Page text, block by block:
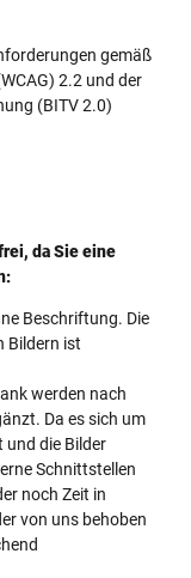
gemäß
2.2 und der
(BITV 2.0)
da Sie eine
Beschriftung. Die
Bildern ist
werden nach
Da es sich um
und die Bilder
Schnittstellen
noch Zeit in
von uns behoben